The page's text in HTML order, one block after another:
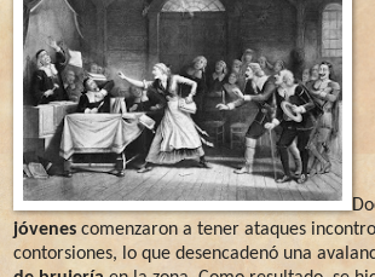
jóvenes comenzaron a tener ataques
contorsiones, lo que desencadenó una